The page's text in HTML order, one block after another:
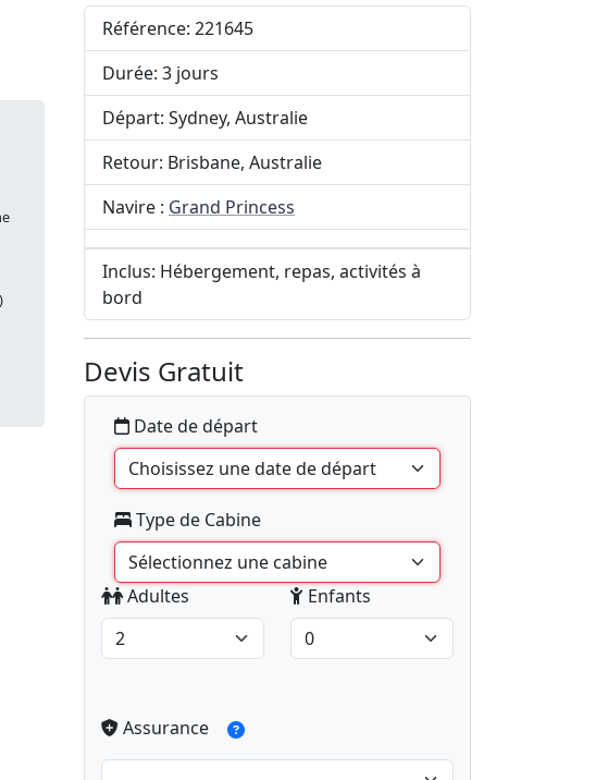
Référence: 221645
Durée: 3 jours
Départ: Sydney, Australie
Retour: Brisbane, Australie
Navire : Grand Princess
Inclus: Hébergement, repas, activités à
bord
Devis Gratuit
Date de départ
Type de Cabine
Adultes Enfants
Assurance